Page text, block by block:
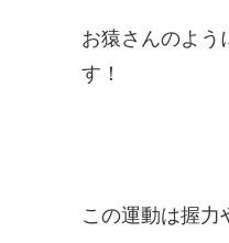
お猿さんのよう
す！
この運動は握